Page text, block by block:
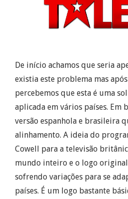
De início achamos que seria
existia este problema mas
percebemos que esta é uma
aplicada em vários países. Em
versão espanhola e brasileira
alinhamento. A ideia do
Cowell para a televisão
mundo inteiro e o logo
sofrendo variações para se
países. É um logo bastante